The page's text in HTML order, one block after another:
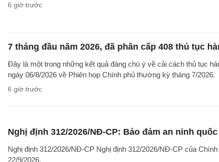
6 giờ trước
7 tháng đầu năm 2026, đã phân cấp 408 thủ tục
Đây là một trong những kết quả đáng chú ý về cải cách thủ tục
ngày 06/8/2026 về Phiên họp Chính phủ thường kỳ tháng 7/2026.
6 giờ trước
Nghị định 312/2026/NĐ-CP: Bảo đảm an ninh
Nghị định 312/2026/NĐ-CP Nghị định 312/2026/NĐ-CP của
22/9/2026.